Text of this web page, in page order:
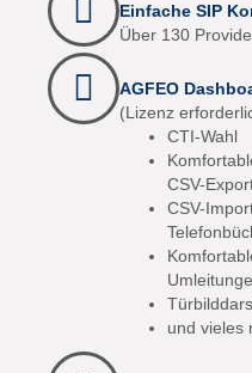
Einfache SIP
Über 130
AGFEO
(Lizenz
CTI-Wahl
CSV-
CSV-
und vieles